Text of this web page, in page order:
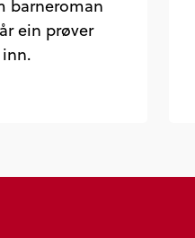
barneroman
ein prøver